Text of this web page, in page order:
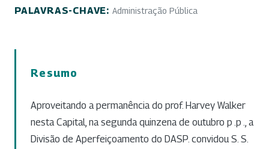
PALAVRAS-CHAVE: Administração Pública
Resumo
Aproveitando a permanência do prof. Harvey Walker
nesta Capital, na segunda quinzena de outubro p .p ., a
Divisão de Aperfeiçoamento do DASP. convidou S. S.